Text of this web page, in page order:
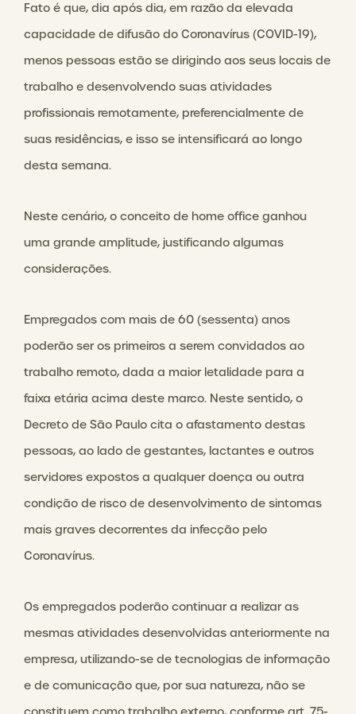
Fato é que, dia após dia, em razão da elevada
capacidade de difusão do Coronavírus (COVID-19),
menos pessoas estão se dirigindo aos seus locais de
trabalho e desenvolvendo suas atividades
profissionais remotamente, preferencialmente de
suas residências, e isso se intensificará ao longo
desta semana.
Neste cenário, o conceito de home office ganhou
uma grande amplitude, justificando algumas
considerações.
Empregados com mais de 60 (sessenta) anos
poderão ser os primeiros a serem convidados ao
trabalho remoto, dada a maior letalidade para a
faixa etária acima deste marco. Neste sentido, o
Decreto de São Paulo cita o afastamento destas
pessoas, ao lado de gestantes, lactantes e outros
servidores expostos a qualquer doença ou outra
condição de risco de desenvolvimento de sintomas
mais graves decorrentes da infecção pelo
Coronavírus.
Os empregados poderão continuar a realizar as
mesmas atividades desenvolvidas anteriormente na
empresa, utilizando-se de tecnologias de informação
e de comunicação que, por sua natureza, não se